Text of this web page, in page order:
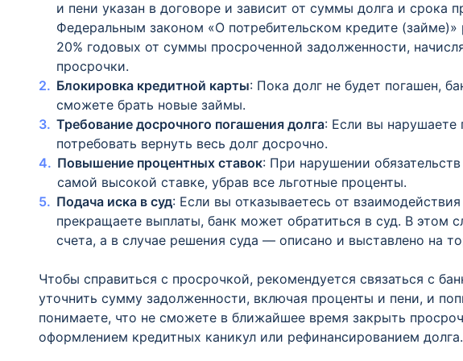
и пени указан в договоре и зависит от суммы долга и срока
Федеральным законом «О потребительском кредите
20% годовых от суммы просроченной задолженности,
просрочки.
Блокировка кредитной карты: Пока долг не будет погашен,
сможете брать новые займы.
Требование досрочного погашения долга: Если вы нарушаете
потребовать вернуть весь долг досрочно.
Повышение процентных ставок: При нарушении
самой высокой ставке, убрав все льготные проценты.
Подача иска в суд: Если вы отказываетесь от
прекращаете выплаты, банк может обратиться в суд. В этом
счета, а в случае решения суда — описано и выставлено на
Чтобы справиться с просрочкой, рекомендуется связаться с
уточнить сумму задолженности, включая проценты и пени, и
понимаете, что не сможете в ближайшее время закрыть
оформлением кредитных каникул или рефинансированием долга.